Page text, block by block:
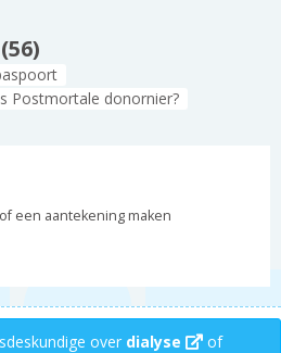
Postmortale donornier?
een aantekening maken
over dialyse
of